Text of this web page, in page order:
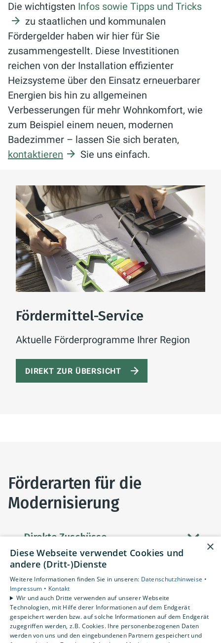
Die wichtigsten Infos sowie Tipps und Tricks
zu staatlichen und kommunalen
Fördergelder haben wir hier für Sie
zusammengestellt. Diese Investitionen
reichen von der Installation effizienter
Heizsysteme über den Einsatz erneuerbarer
Energien bis hin zu allgemeinen
Verbesserungen für mehr Wohnkomfort, wie
zum Beispiel einem neuen, modernen
Badezimmer – lassen Sie sich beraten,
kontaktieren
Sie uns einfach.
Fördermittel-Service
Aktuelle Förderprogramme Ihrer Region
DIREKT ZUR ÜBERSICHT
Förderarten für die
Modernisierung
Direkte Zuschüsse
Förderdarlehen
Förderdarlehen mit
Tilgungszuschuss
×
Diese Webseite verwendet Cookies und
andere (Dritt-)Dienste
Weitere Informationen finden Sie in unseren: Datenschutzhinweise •
Impressum • Kontakt
Wir und auch Dritte verwenden auf unserer Webseite
Technologien, mit Hilfe derer Informationen auf dem Endgerät
gespeichert werden bzw. auf solche Informationen auf dem Endgerät
zugegriffen werden, z.B. Cookies. Ihre personenbezogenen Daten
werden von uns und den eingebundenen Partnern gespeichert und